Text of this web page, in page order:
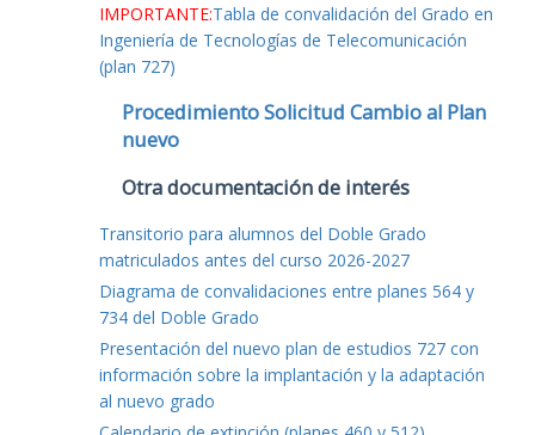
IMPORTANTE:Tabla de convalidación del Grado en
Ingeniería de Tecnologías de Telecomunicación
(plan 727)
Procedimiento Solicitud Cambio al Plan
nuevo
Otra documentación de interés
Transitorio para alumnos del Doble Grado
matriculados antes del curso 2026-2027
Diagrama de convalidaciones entre planes 564 y
734 del Doble Grado
Presentación del nuevo plan de estudios 727 con
información sobre la implantación y la adaptación
al nuevo grado